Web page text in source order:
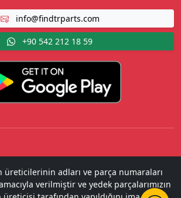
info@findtrparts.com
+90 542 212 18 59
üreticilerinin adları ve parça numaraları
verilmiştir ve yedek parçalarımızın